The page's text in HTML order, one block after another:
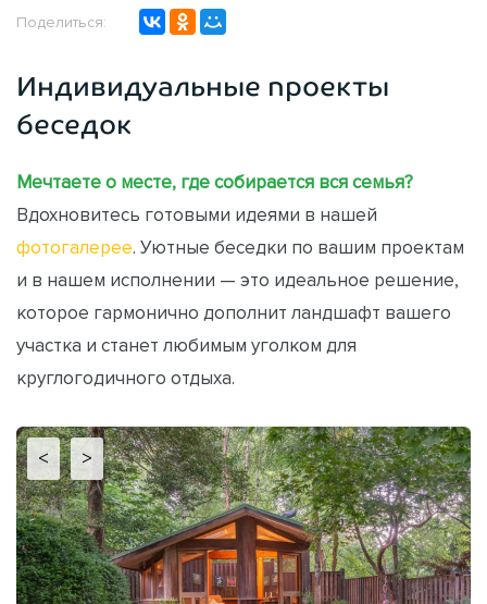
Поделиться:
Индивидуальные проекты
беседок
Мечтаете о месте, где собирается вся семья?
Вдохновитесь готовыми идеями в нашей
фотогалерее. Уютные беседки по вашим проектам
и в нашем исполнении — это идеальное решение,
которое гармонично дополнит ландшафт вашего
участка и станет любимым уголком для
круглогодичного отдыха.
< >